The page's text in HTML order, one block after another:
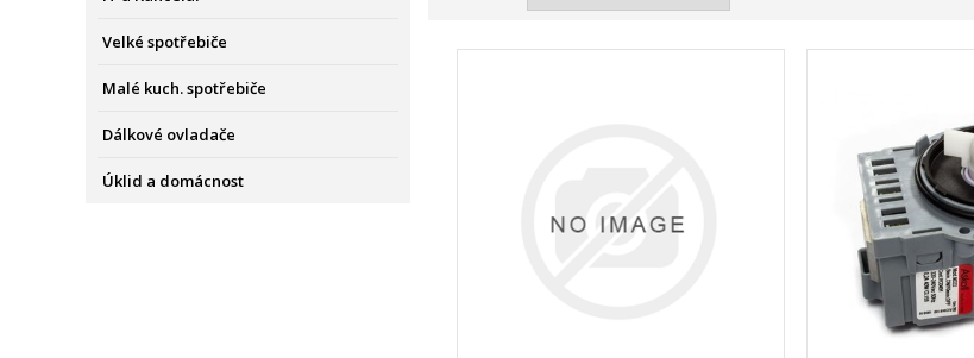
Velké spotřebiče
Malé kuch. spotřebiče
Dálkové ovladače
Úklid a domácnost